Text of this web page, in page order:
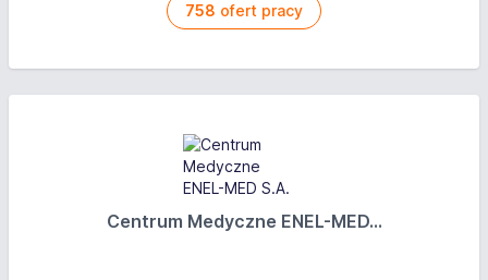
758 ofert pracy
Centrum Medyczne ENEL-MED...